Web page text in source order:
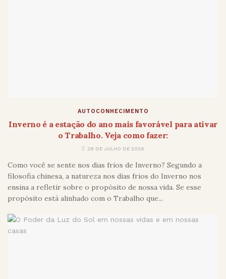
AUTOCONHECIMENTO
Inverno é a estação do ano mais favorável para ativar
o Trabalho. Veja como fazer:
28 DE JULHO DE 2026
Como você se sente nos dias frios de Inverno? Segundo a
filosofia chinesa, a natureza nos dias frios do Inverno nos
ensina a refletir sobre o propósito de nossa vida. Se esse
propósito está alinhado com o Trabalho que...